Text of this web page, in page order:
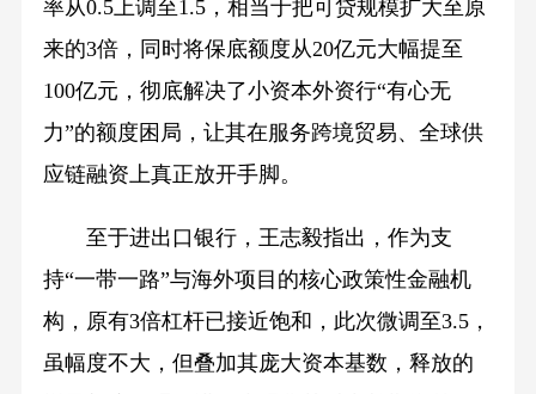
率从0.5上调至1.5，相当于把可贷规模扩大至原
来的3倍，同时将保底额度从20亿元大幅提至
100亿元，彻底解决了小资本外资行“有心无
力”的额度困局，让其在服务跨境贸易、全球供
应链融资上真正放开手脚。
至于进出口银行，王志毅指出，作为支
持“一带一路”与海外项目的核心政策性金融机
构，原有3倍杠杆已接近饱和，此次微调至3.5，
虽幅度不大，但叠加其庞大资本基数，释放的